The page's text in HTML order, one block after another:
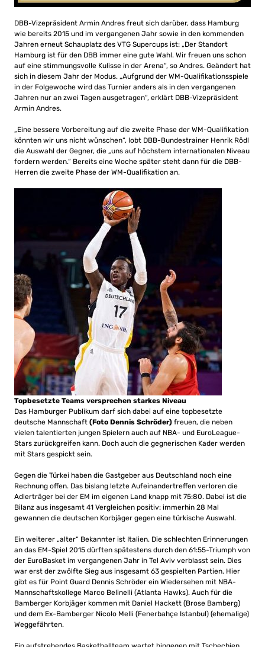
DBB-Vizepräsident Armin Andres freut sich darüber, dass Hamburg
wie bereits 2015 und im vergangenen Jahr sowie in den kommenden
Jahren erneut Schauplatz des VTG Supercups ist: „Der Standort
Hamburg ist für den DBB immer eine gute Wahl. Wir freuen uns schon
auf eine stimmungsvolle Kulisse in der Arena“, so Andres. Geändert hat
sich in diesem Jahr der Modus. „Aufgrund der WM-Qualifikationsspiele
in der Folgewoche wird das Turnier anders als in den vergangenen
Jahren nur an zwei Tagen ausgetragen“, erklärt DBB-Vizepräsident
Armin Andres.
„Eine bessere Vorbereitung auf die zweite Phase der WM-Qualifikation
könnten wir uns nicht wünschen“, lobt DBB-Bundestrainer Henrik Rödl
die Auswahl der Gegner, die „uns auf höchstem internationalen Niveau
fordern werden.“ Bereits eine Woche später steht dann für die DBB-
Herren die zweite Phase der WM-Qualifikation an.
Topbesetzte Teams versprechen starkes Niveau
Das Hamburger Publikum darf sich dabei auf eine topbesetzte
deutsche Mannschaft (Foto Dennis Schröder) freuen, die neben
vielen talentierten jungen Spielern auch auf NBA- und EuroLeague-
Stars zurückgreifen kann. Doch auch die gegnerischen Kader werden
mit Stars gespickt sein.
Gegen die Türkei haben die Gastgeber aus Deutschland noch eine
Rechnung offen. Das bislang letzte Aufeinandertreffen verloren die
Adlerträger bei der EM im eigenen Land knapp mit 75:80. Dabei ist die
Bilanz aus insgesamt 41 Vergleichen positiv: immerhin 28 Mal
gewannen die deutschen Korbjäger gegen eine türkische Auswahl.
Ein weiterer „alter“ Bekannter ist Italien. Die schlechten Erinnerungen
an das EM-Spiel 2015 dürften spätestens durch den 61:55-Triumph von
der EuroBasket im vergangenen Jahr in Tel Aviv verblasst sein. Dies
war erst der zwölfte Sieg aus insgesamt 63 gespielten Partien. Hier
gibt es für Point Guard Dennis Schröder ein Wiedersehen mit NBA-
Mannschaftskollege Marco Belinelli (Atlanta Hawks). Auch für die
Bamberger Korbjäger kommen mit Daniel Hackett (Brose Bamberg)
und dem Ex-Bamberger Nicolo Melli (Fenerbahçe Istanbul) (ehemalige)
Weggefährten.